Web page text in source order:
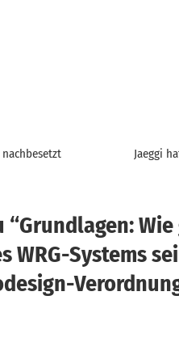
Jaeggi
“Grundlagen:
WRG-Systems